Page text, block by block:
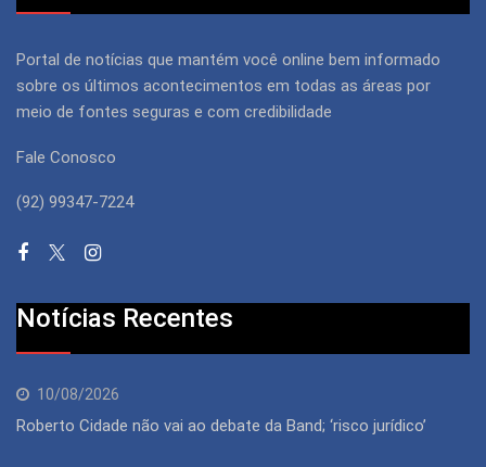
Portal de notícias que mantém você online bem informado
sobre os últimos acontecimentos em todas as áreas por
meio de fontes seguras e com credibilidade
Fale Conosco
(92) 99347-7224
Notícias Recentes
10/08/2026
Roberto Cidade não vai ao debate da Band; ‘risco jurídico’